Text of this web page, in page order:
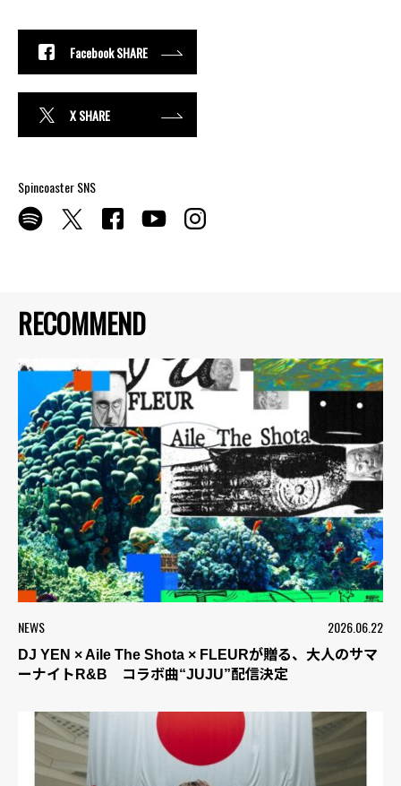
RECOMMEND
NEWS 2026.06.22
DJ YEN × Aile The Shota × FLEURが贈る、大人のサマ
ーナイトR&B コラボ曲“JUJU”配信決定
Facebook SHARE
X SHARE
Spincoaster SNS